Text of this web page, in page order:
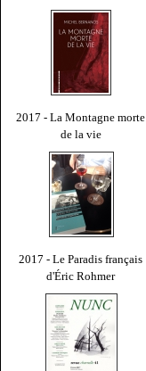
2017 - La Montagne morte
de la vie
2017 - Le Paradis français
d'Éric Rohmer